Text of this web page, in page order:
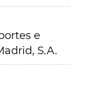
e
S.A.